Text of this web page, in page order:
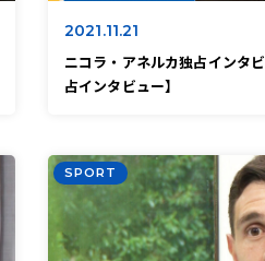
2021.11.21
ニコラ・アネルカ独占インタ
占インタビュー】
SPORT